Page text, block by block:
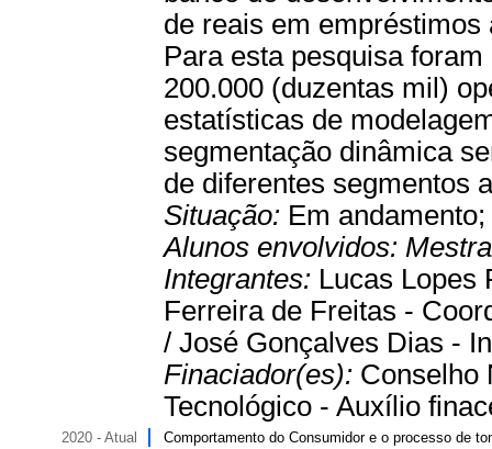
de reais em
Para esta pesquisa
200.000 (duzentas mil)
estatísticas de
segmentação dinâmica
de diferentes segmentos
Situação: Em andamento;
Alunos envolvidos:
Integrantes: Lucas Lopes
Ferreira de Freitas -
/ José Gonçalves Dias -
Finaciador(es): Conselho
Tecnológico - Auxílio
2020 - Atual Comportamento do Consumidor e o processo de